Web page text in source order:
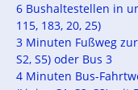
6 Bushaltestellen in
115, 183, 20, 25)
3 Minuten Fußweg
S2, S5) oder Bus 3
4 Minuten Bus-